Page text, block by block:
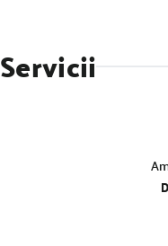
Servicii